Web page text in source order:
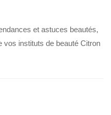
et astuces beautés,
vos instituts de beauté Citron